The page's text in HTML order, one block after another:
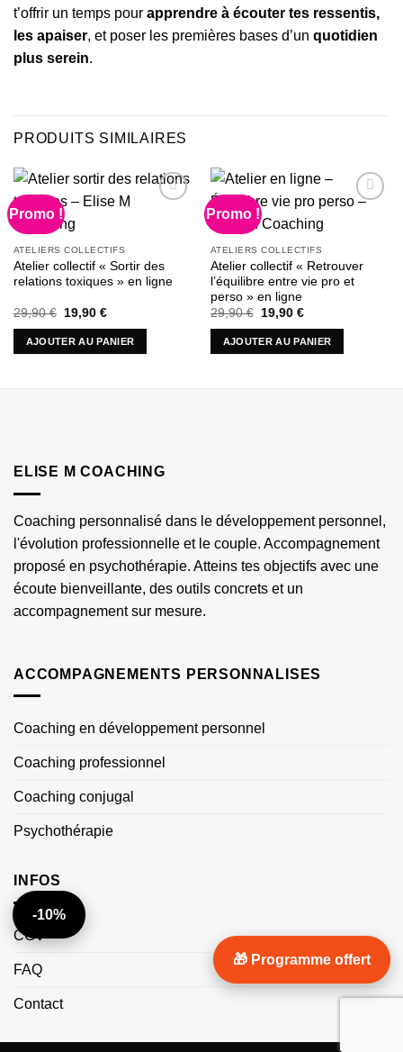
t’offrir un temps pour apprendre à écouter tes ressentis,
les apaiser, et poser les premières bases d’un quotidien
plus serein.
PRODUITS SIMILAIRES
Promo !
ATELIERS COLLECTIFS
Atelier collectif « Sortir des
relations toxiques » en ligne
29,90€
Le
initial
était :
19,90 €Le
actuel
est :
AJOUTER AU PANIER
Promo !
ATELIERS COLLECTIFS
Atelier collectif « Retrouver
l’équilibre entre vie pro et
perso » en ligne
29,90€
Le
initial
était :
19,90 €Le
actuel
est :
AJOUTER AU PANIER
ELISE M COACHING
Coaching personnalisé dans le développement personnel,
l'évolution professionnelle et le couple. Accompagnement
proposé en psychothérapie. Atteins tes objectifs avec une
écoute bienveillante, des outils concrets et un
accompagnement sur mesure.
ACCOMPAGNEMENTS PERSONNALISES
Coaching en développement personnel
Coaching professionnel
Coaching conjugal
Psychothérapie
INFOS
CGV
FAQ
Contact
-10%
🎁 Programme offert